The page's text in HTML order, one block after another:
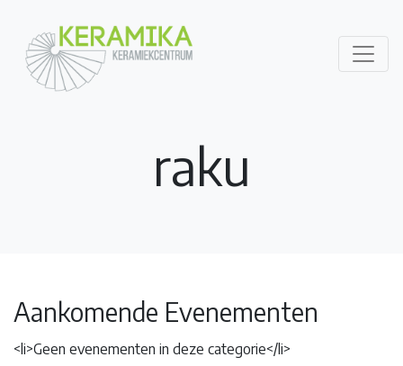
raku
Aankomende Evenementen
<li>Geen evenementen in deze categorie</li>